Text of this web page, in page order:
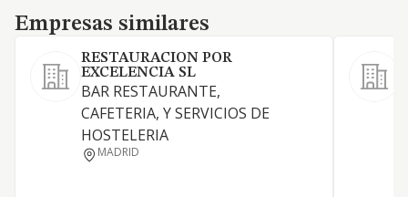
Empresas similares
Empresas similares
RESTAURACION POR
EXCELENCIA SL
BAR RESTAURANTE,
CAFETERIA, Y SERVICIOS DE
HOSTELERIA
MADRID